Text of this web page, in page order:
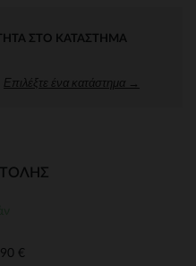
ΣΤΟ ΚΑΤΆΣΤΗΜΑ
Επιλέξτε ένα κατάστημα →
€